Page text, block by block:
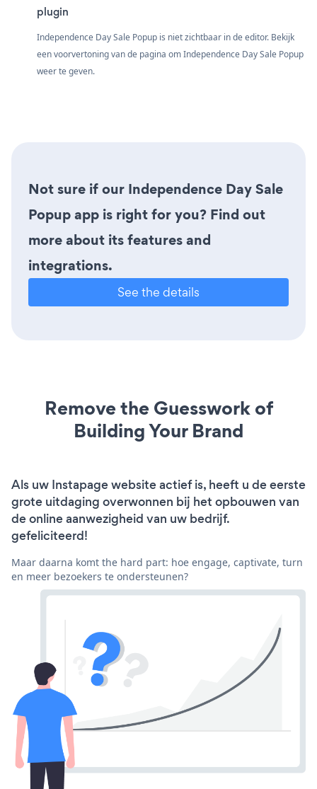
plugin
Independence Day Sale Popup is niet zichtbaar in de editor. Bekijk
een voorvertoning van de pagina om Independence Day Sale Popup
weer te geven.
Not sure if our Independence Day Sale
Popup app is right for you? Find out
more about its features and
integrations.
See the details
Remove the Guesswork of
Building Your Brand
Als uw Instapage website actief is, heeft u de eerste
grote uitdaging overwonnen bij het opbouwen van
de online aanwezigheid van uw bedrijf.
gefeliciteerd!
Maar daarna komt the hard part: hoe engage, captivate, turn
en meer bezoekers te ondersteunen?